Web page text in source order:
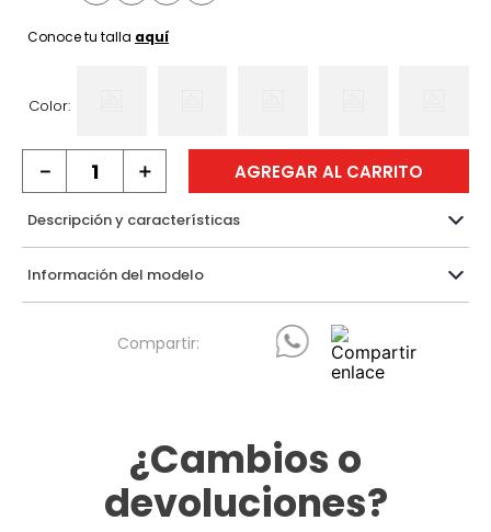
Conoce tu talla aquí
Color:
＋
－ AGREGAR AL CARRITO
Descripción y características
Información del modelo
¿Cambios o
devoluciones?